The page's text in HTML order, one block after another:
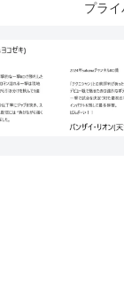
プラ